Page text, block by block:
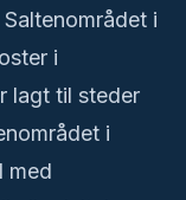
i
i
lagt til steder
i
med